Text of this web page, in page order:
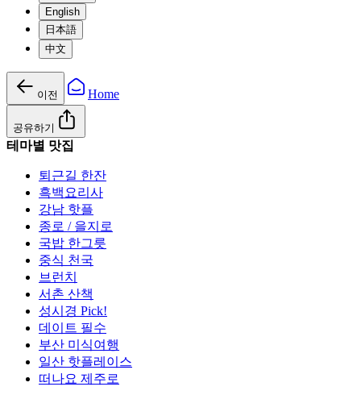
English
日本語
中文
이전 Home
공유하기
테마별 맛집
퇴근길 한잔
흑백요리사
강남 핫플
종로 / 을지로
국밥 한그릇
중식 천국
브런치
서촌 산책
성시경 Pick!
데이트 필수
부산 미식여행
일산 핫플레이스
떠나요 제주로